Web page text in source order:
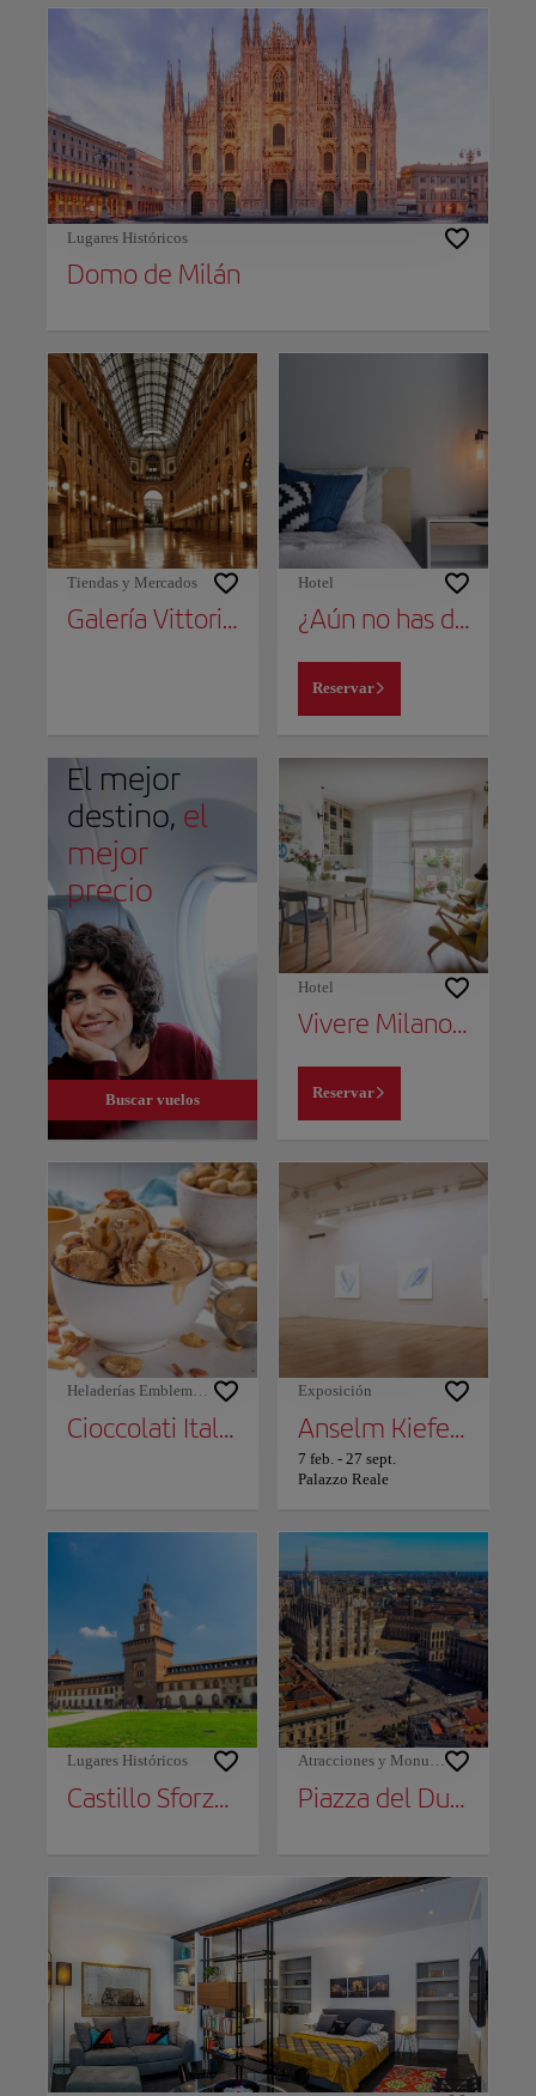
Lugares Históricos
Domo de Milán
Tiendas y Mercados
Galería Vittorio Emanuele II
Hotel
¿Aún no has decidido dónde alojarte?
Reservar
El mejor
destino, el
mejor
precio
Buscar vuelos
Hotel
Vivere Milano Isola
Reservar
Heladerías Emblemáticas
Cioccolati Italiani
Exposición
Anselm Kiefer: Los Alquimistas
7 feb. - 27 sept.
Palazzo Reale
Lugares Históricos
Castillo Sforzesco
Atracciones y Monumentos
Piazza del Duomo